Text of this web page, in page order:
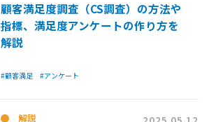
顧客満足度調査（CS調査）の方法や
指標、満足度アンケートの作り方を
解説
#顧客満足 #アンケート
解説